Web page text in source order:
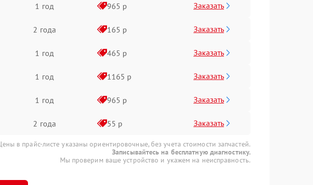
1 год 965 р Заказать
2 года 165 р Заказать
1 год 465 р Заказать
1 год 1165 р Заказать
1 год 965 р Заказать
2 года 55 р Заказать
в прайс-листе указаны ориентировочные, без учета стоимости запчастей.
Записывайтесь на бесплатную диагностику.
Мы проверим ваше устройство и укажем на неисправность.